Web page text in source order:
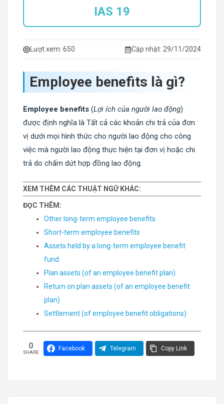
IAS 19
Lượt xem: 650 Cập nhật: 29/11/2024
Employee benefits là gì?
Employee benefits (Lợi ích của người lao động)
được định nghĩa là Tất cả các khoản chi trả của đơn
vị dưới mọi hình thức cho người lao động cho công
việc mà người lao động thực hiện tại đơn vị hoặc chi
trả do chấm dứt hợp đồng lao động.
XEM THÊM CÁC THUẬT NGỮ KHÁC:
ĐỌC THÊM:
Other long-term employee benefits
Short-term employee benefits
Assets held by a long-term employee benefit
fund
Plan assets (of an employee benefit plan)
Return on plan assets (of an employee benefit
plan)
Settlement (of employee benefit obligations)
0
SHARE
Facebook Telegram Copy Link